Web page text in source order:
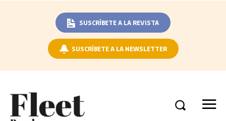
SUSCRÍBETE A LA REVISTA
SUSCRÍBETE A LA NEWSLETTER